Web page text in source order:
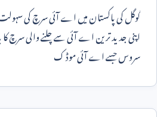
اپنی جدید ترین اے آئی سے چلنے والی سرچ کا
سروس جسے اے آئی موڈ ک